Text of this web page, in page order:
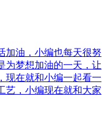
加油，小编也每天很努
为梦想加油的一天，让
现在就和小编一起看一
艺，小编现在就和大家